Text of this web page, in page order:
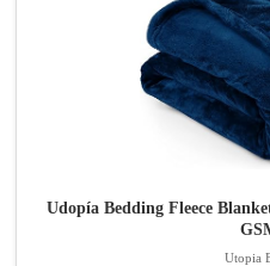
Udopía Bedding Fleece
Utopia